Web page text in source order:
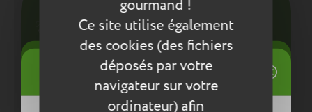
gourmand !
Ce site utilise également
des cookies (des fichiers
déposés par votre
navigateur sur votre
ordinateur) afin
conseillons d’utiliser un chiffon humide ou une
éponge légèrement humidifiée à l'eau
savonneuse. N’utilisez pas de produits agressifs
qui risqueraient de détériorer le produit.
Compléter la collection
Mes listes d'envies
((title))
Connexion